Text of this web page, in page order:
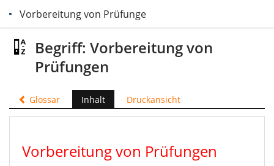
Vorbereitung von Prüfungen
Begriff: Vorbereitung von
Prüfungen
Glossar Inhalt Druckansicht
Vorbereitung von Prüfungen